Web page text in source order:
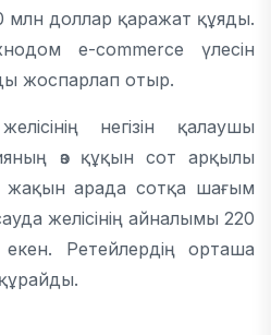
доллар қаражат құяды.
e-commerce үлесін
жоспарлап отыр.
негізін қалаушы
өз құқын сот арқылы
жақын арада сотқа шағым
желісінің айналымы 220
Ретейлердің орташа